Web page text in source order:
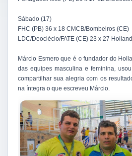
Sábado (17)
FHC (PB) 36 x 18 CMCB/Bombeiros (CE)
LDC/Deoclécio/FATE (CE) 23 x 27
Márcio Esmero que é o fundador do
das equipes masculina e feminina,
compartilhar sua alegria com os
na íntegra o que escreveu Márcio.